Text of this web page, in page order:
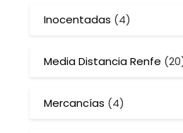
Inocentadas (4)
Media Distancia Renfe
Mercancías (4)